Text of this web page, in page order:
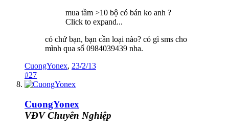
mua tầm >10 bộ có bán ko anh ?
Click to expand...
có chứ bạn, bạn cần loại nào? có gì sms cho
mình qua số 0984039439 nha.
CuongYonex, 23/2/13
#27
CuongYonex
VĐV Chuyên Nghiệp